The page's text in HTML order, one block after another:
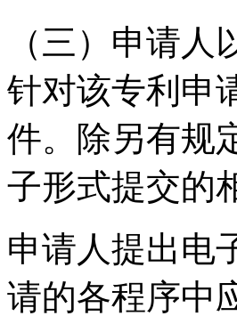
（三）申请
针对该专利申
件。除另有规
子形式提交的
申请人提出电
请的各程序中